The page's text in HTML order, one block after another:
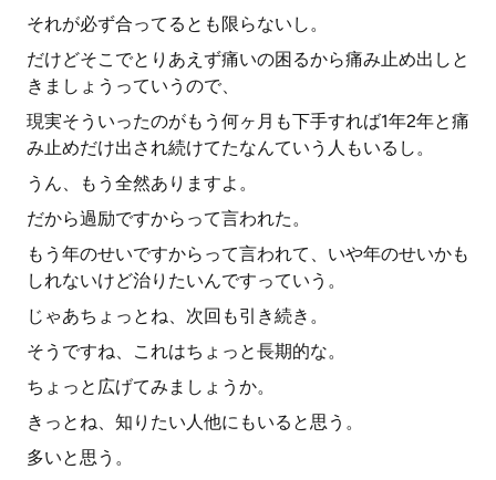
それが必ず合ってるとも限らないし。
だけどそこでとりあえず痛いの困るから痛み止め出しと
きましょうっていうので、
現実そういったのがもう何ヶ月も下手すれば1年2年と痛
み止めだけ出され続けてたなんていう人もいるし。
うん、もう全然ありますよ。
だから過励ですからって言われた。
もう年のせいですからって言われて、いや年のせいかも
しれないけど治りたいんですっていう。
じゃあちょっとね、次回も引き続き。
そうですね、これはちょっと長期的な。
ちょっと広げてみましょうか。
きっとね、知りたい人他にもいると思う。
多いと思う。